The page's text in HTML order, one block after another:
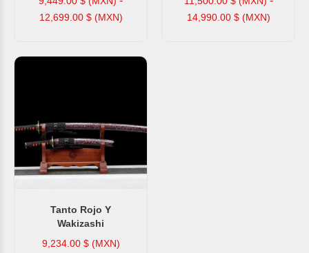
12,699.00 $ (MXN) 14,990.00 $ (MXN)
Tanto Rojo Y
Wakizashi
9,234.00 $ (MXN)